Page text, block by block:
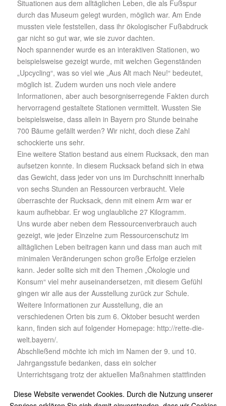
Situationen aus dem alltäglichen Leben, die als Fußspur
durch das Museum gelegt wurden, möglich war. Am Ende
mussten viele feststellen, dass ihr ökologischer Fußabdruck
gar nicht so gut war, wie sie zuvor dachten.
Noch spannender wurde es an interaktiven Stationen, wo
beispielsweise gezeigt wurde, mit welchen Gegenständen
„Upcycling“, was so viel wie „Aus Alt mach Neu!“ bedeutet,
möglich ist. Zudem wurden uns noch viele andere
Informationen, aber auch besorgniserregende Fakten durch
hervorragend gestaltete Stationen vermittelt. Wussten Sie
beispielsweise, dass allein in Bayern pro Stunde beinahe
700 Bäume gefällt werden? Wir nicht, doch diese Zahl
schockierte uns sehr.
Eine weitere Station bestand aus einem Rucksack, den man
aufsetzen konnte. In diesem Rucksack befand sich in etwa
das Gewicht, dass jeder von uns im Durchschnitt innerhalb
von sechs Stunden an Ressourcen verbraucht. Viele
überraschte der Rucksack, denn mit einem Arm war er
kaum aufhebbar. Er wog unglaubliche 27 Kilogramm.
Uns wurde aber neben dem Ressourcenverbrauch auch
gezeigt, wie jeder Einzelne zum Ressourcenschutz im
alltäglichen Leben beitragen kann und dass man auch mit
minimalen Veränderungen schon große Erfolge erzielen
kann. Jeder sollte sich mit den Themen „Ökologie und
Konsum“ viel mehr auseinandersetzen, mit diesem Gefühl
gingen wir alle aus der Ausstellung zurück zur Schule.
Weitere Informationen zur Ausstellung, die an
verschiedenen Orten bis zum 6. Oktober besucht werden
kann, finden sich auf folgender Homepage: http://rette-die-
welt.bayern/.
Abschließend möchte ich mich im Namen der 9. und 10.
Jahrgangsstufe bedanken, dass ein solcher
Unterrichtsgang trotz der aktuellen Maßnahmen stattfinden
Pierre-Louis Rauscher 10b
Diese Website verwendet Cookies. Durch die Nutzung unserer